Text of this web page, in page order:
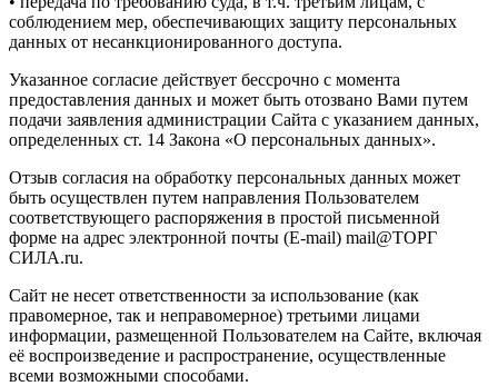
соблюдением мер, обеспечивающих защиту персональных
данных от несанкционированного доступа.
Указанное согласие действует бессрочно с момента
предоставления данных и может быть отозвано Вами путем
подачи заявления администрации Сайта с указанием данных,
определенных ст. 14 Закона «О персональных данных».
Отзыв согласия на обработку персональных данных может
быть осуществлен путем направления Пользователем
соответствующего распоряжения в простой письменной
форме на адрес электронной почты (E-mail) mail@ТОРГ
СИЛА.ru.
Сайт не несет ответственности за использование (как
правомерное, так и неправомерное) третьими лицами
информации, размещенной Пользователем на Сайте, включая
её воспроизведение и распространение, осуществленные
всеми возможными способами.